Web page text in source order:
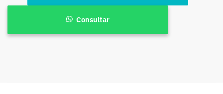
D550c
Consultar